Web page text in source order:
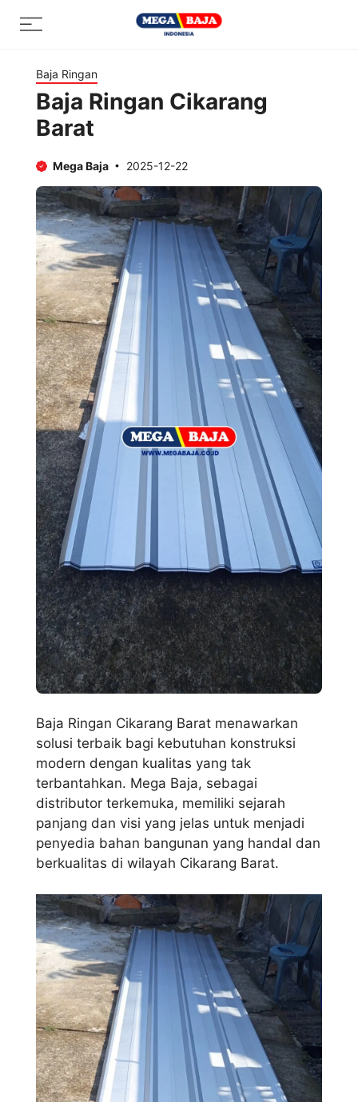
Menu
Baja Ringan
Baja Ringan Cikarang
Barat
Mega Baja 2025-12-22
Baja Ringan Cikarang Barat menawarkan
solusi terbaik bagi kebutuhan konstruksi
modern dengan kualitas yang tak
terbantahkan. Mega Baja, sebagai
distributor terkemuka, memiliki sejarah
panjang dan visi yang jelas untuk menjadi
penyedia bahan bangunan yang handal dan
berkualitas di wilayah Cikarang Barat.